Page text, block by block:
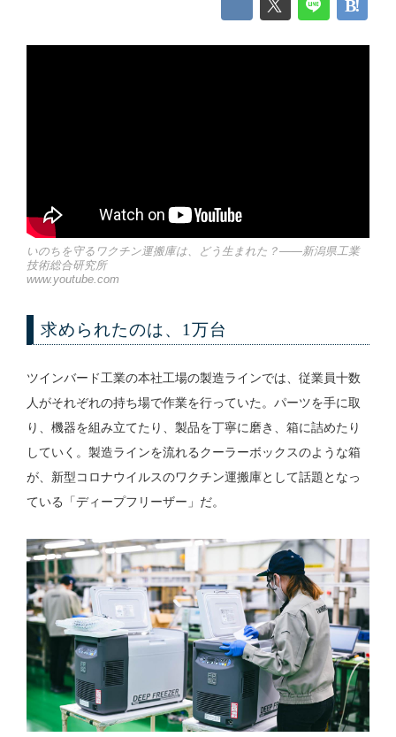
いのちを守るワクチン運搬庫は、どう生まれた？――新潟県工業
技術総合研究所
www.youtube.com
求められたのは、1万台
ツインバード工業の本社工場の製造ラインでは、従業員十数
人がそれぞれの持ち場で作業を行っていた。パーツを手に取
り、機器を組み立てたり、製品を丁寧に磨き、箱に詰めたり
していく。製造ラインを流れるクーラーボックスのような箱
が、新型コロナウイルスのワクチン運搬庫として話題となっ
ている「ディープフリーザー」だ。